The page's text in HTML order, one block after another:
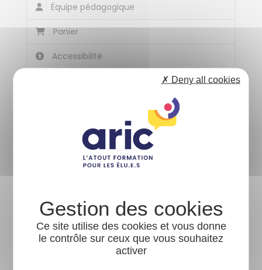
Équipe pédagogique
Panier
Accessibilité
Rechercher une formation
PAR CATÉGORIE
À PROXIMITÉ DE
Ce site utilise des cookies et vous donne
le contrôle sur ceux que vous souhaitez
activer
✗ Deny all cookies